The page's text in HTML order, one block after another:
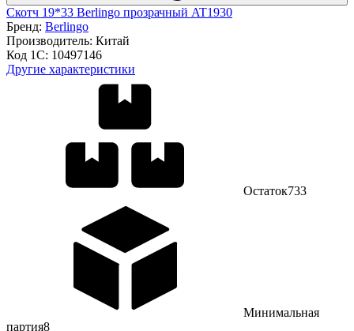
Скотч 19*33 Berlingo прозрачный AT1930
Бренд: Berlingo
Производитель: Китай
Код 1С: 10497146
Другие характеристики
Остаток733
Минимальная
партия8